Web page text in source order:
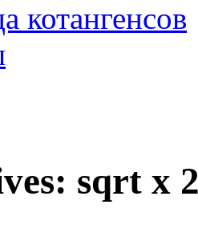
котангенсов
sqrt x